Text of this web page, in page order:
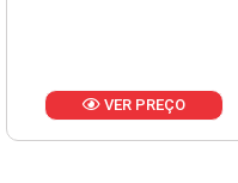
VER PREÇO